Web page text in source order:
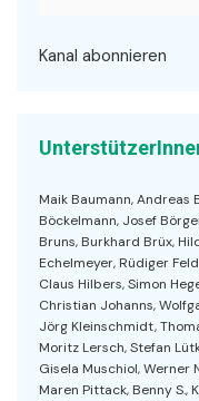
Kanal abonnieren
Maik Baumann, Andreas
Böckelmann, Josef
Bruns, Burkhard Brüx,
Echelmeyer, Rüdiger
Claus Hilbers, Simon
Christian Johanns,
Jörg Kleinschmidt,
Moritz Lersch, Stefan
Gisela Muschiol, Werner
Maren Pittack, Benny S.,